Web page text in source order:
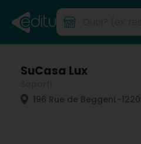
SuCasa Lux
196 Rue de BeggenL-1220